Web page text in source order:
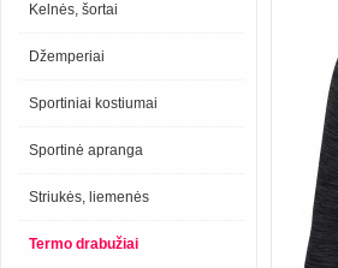
Kelnės, šortai
Džemperiai
Sportiniai kostiumai
Sportinė apranga
Striukės, liemenės
Termo drabužiai